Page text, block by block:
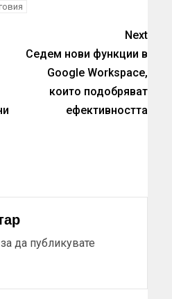
Next
Седем нови функции в
Google Workspace,
които подобряват
ефективността
да публикувате